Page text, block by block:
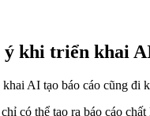
khi triển khai
AI tạo báo cáo cũng đi
có thể tạo ra báo cáo